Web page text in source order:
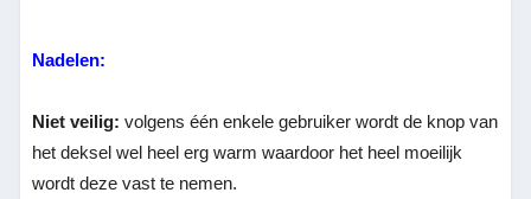
Nadelen:
Niet veilig:volgens één enkele gebruiker wordt de knop van
het deksel wel heel erg warm waardoor het heel moeilijk
wordt deze vast te nemen.